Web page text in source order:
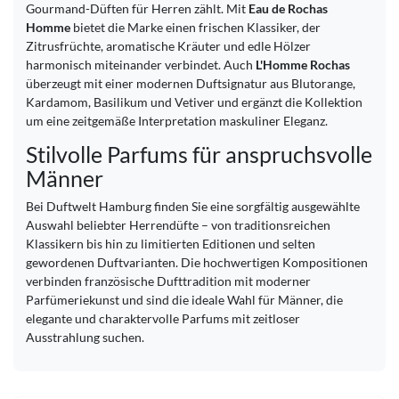
Gourmand-Düften für Herren zählt. Mit Eau de Rochas
Homme bietet die Marke einen frischen Klassiker, der
Zitrusfrüchte, aromatische Kräuter und edle Hölzer
harmonisch miteinander verbindet. Auch L'Homme Rochas
überzeugt mit einer modernen Duftsignatur aus Blutorange,
Kardamom, Basilikum und Vetiver und ergänzt die Kollektion
um eine zeitgemäße Interpretation maskuliner Eleganz.
Stilvolle Parfums für anspruchsvolle
Männer
Bei Duftwelt Hamburg finden Sie eine sorgfältig ausgewählte
Auswahl beliebter Herrendüfte – von traditionsreichen
Klassikern bis hin zu limitierten Editionen und selten
gewordenen Duftvarianten. Die hochwertigen Kompositionen
verbinden französische Dufttradition mit moderner
Parfümeriekunst und sind die ideale Wahl für Männer, die
elegante und charaktervolle Parfums mit zeitloser
Ausstrahlung suchen.